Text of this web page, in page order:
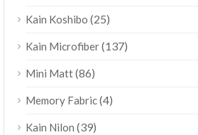
Kain Koshibo (25)
Kain Microfiber(137)
Mini Matt(86)
Memory Fabric(4)
Kain Nilon (39)